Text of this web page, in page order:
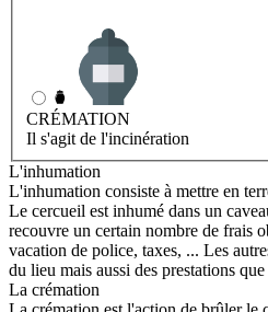
CRÉMATION
Il s'agit de l'incinération
L'inhumation
L'inhumation consiste à mettre en
Le cercueil est inhumé dans un
recouvre un certain nombre de frais
vacation de police, taxes, ... Les
du lieu mais aussi des prestations
La crémation